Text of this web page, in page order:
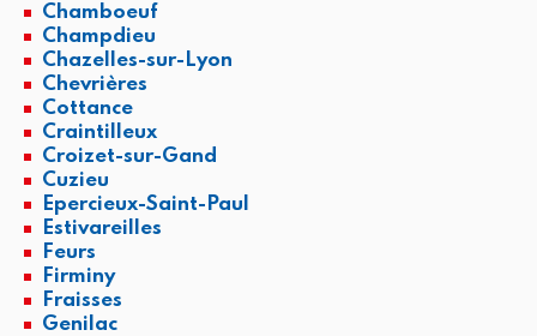
Chamboeuf
Champdieu
Chazelles-sur-Lyon
Chevrières
Cottance
Craintilleux
Croizet-sur-Gand
Cuzieu
Epercieux-Saint-Paul
Estivareilles
Feurs
Firminy
Fraisses
Genilac